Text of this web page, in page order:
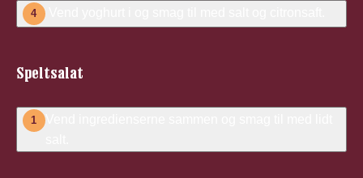
4 Vend yoghurt i og smag til med salt og citronsaft.
Speltsalat
1
Vend ingredienserne sammen og smag til med lidt